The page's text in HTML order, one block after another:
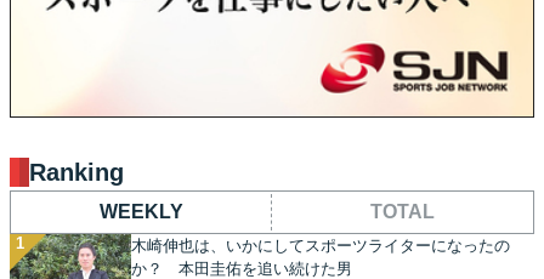
Ranking
WEEKLY TOTAL
木崎伸也は、いかにしてスポーツライターになったの
か？ 本田圭佑を追い続けた男